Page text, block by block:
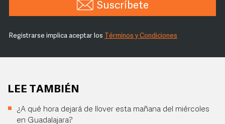
Suscríbete
Registrarse implica aceptar los Términos y Condiciones
LEE TAMBIÉN
¿A qué hora dejará de llover esta mañana del miércoles
en Guadalajara?